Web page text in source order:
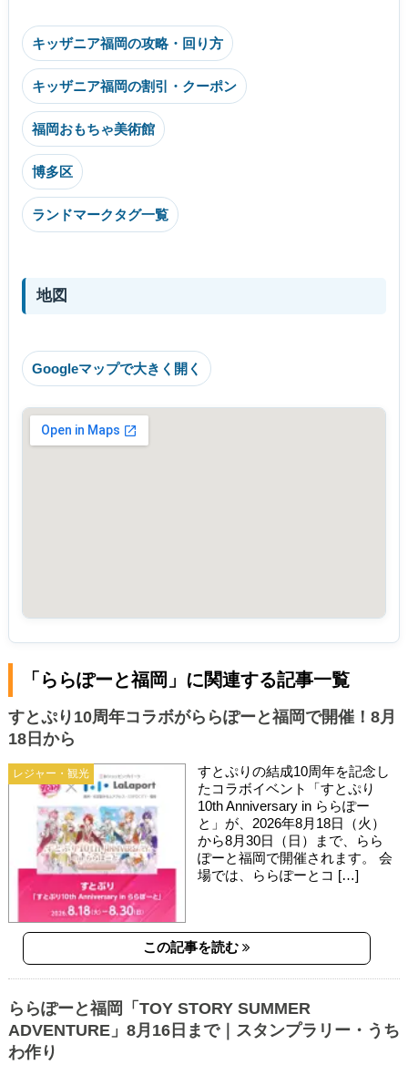
キッザニア福岡の攻略・回り方
キッザニア福岡の割引・クーポン
福岡おもちゃ美術館
博多区
ランドマークタグ一覧
地図
Googleマップで大きく開く
「ららぽーと福岡」に関連する記事一覧
レジャー・観光
すとぷり10周年コラボがららぽーと福岡で開催！8月
18日から
すとぷりの結成10周年を記念し
たコラボイベント「すとぷり
10th Anniversary in ららぽー
と」が、2026年8月18日（火）
から8月30日（日）まで、らら
ぽーと福岡で開催されます。 会
場では、ららぽーとコ […]
この記事を読む
ららぽーと福岡「TOY STORY SUMMER
ADVENTURE」8月16日まで｜スタンプラリー・うち
わ作り